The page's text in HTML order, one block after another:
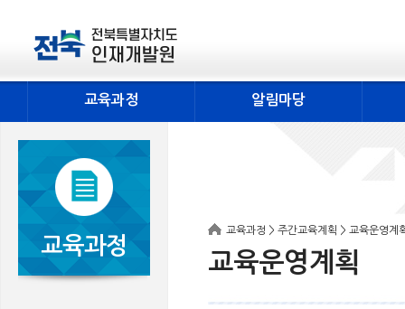
교육과정 알림마당
교육과정
교육과정 > 주간교육계획 > 교육운영계
교육운영계획